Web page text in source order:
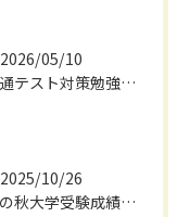
2026/05/10
共通テスト対策勉強は早めに始めましょう！
2025/10/26
この秋大学受験成績大幅UPの秘訣